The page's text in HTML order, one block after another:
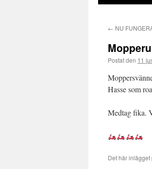
innehåll
← NU
Postat den 11
Hasse som
Medtag fika.
Det här inlägget